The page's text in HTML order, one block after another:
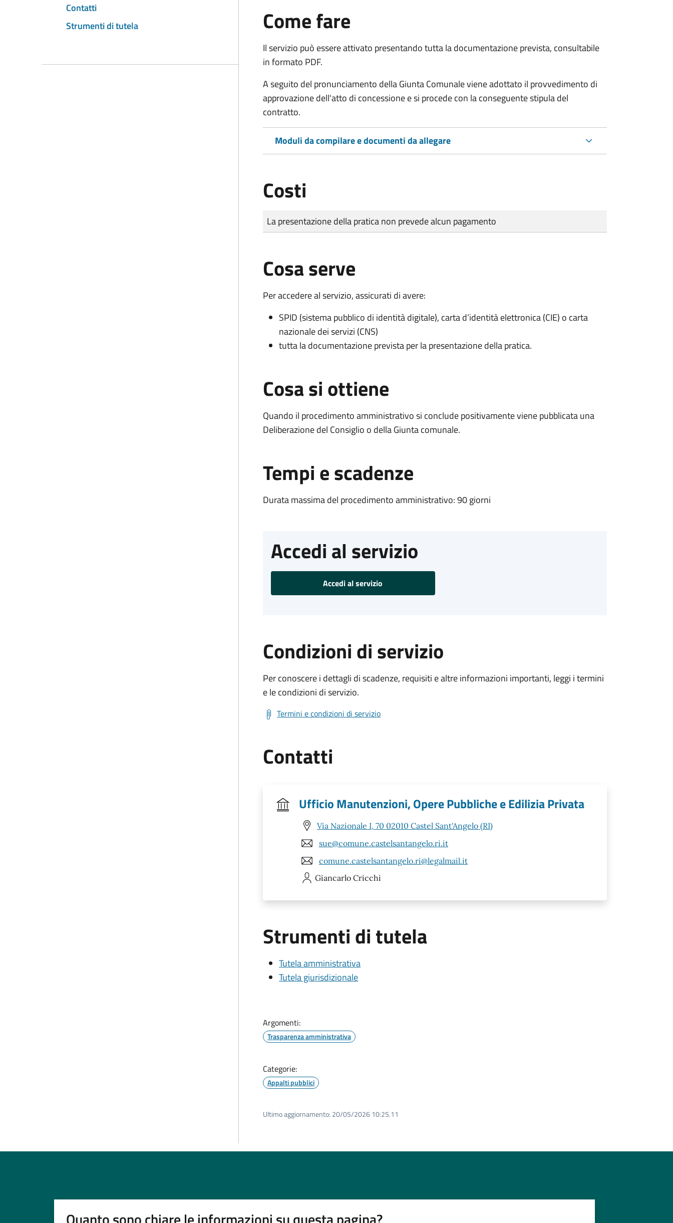
Contatti
Strumenti di tutela
Come fare
Il servizio può essere attivato presentando tutta la documentazione prevista, consultabile
in formato PDF.
A seguito del pronunciamento della Giunta Comunale viene adottato il provvedimento di
approvazione dell'atto di concessione e si procede con la conseguente stipula del
contratto.
Moduli da compilare e documenti da allegare
Costi
Tipo di pagamento
Importo
La presentazione della pratica non prevede alcun pagamento
Cosa serve
Per accedere al servizio, assicurati di avere:
SPID (sistema pubblico di identità digitale), carta d’identità elettronica (CIE) o carta
nazionale dei servizi (CNS)
tutta la documentazione prevista per la presentazione della pratica.
Cosa si ottiene
Quando il procedimento amministrativo si conclude positivamente viene pubblicata una
Deliberazione del Consiglio o della Giunta comunale.
Tempi e scadenze
Durata massima del procedimento amministrativo: 90 giorni
Accedi al servizio
Accedi al servizio
Condizioni di servizio
Per conoscere i dettagli di scadenze, requisiti e altre informazioni importanti, leggi i termini
e le condizioni di servizio.
Termini e condizioni di servizio
Contatti
Ufficio Manutenzioni, Opere Pubbliche e Edilizia Privata
Via Nazionale I, 70 02010 Castel Sant'Angelo (RI)
sue@comune.castelsantangelo.ri.it
comune.castelsantangelo.ri@legalmail.it
Giancarlo Cricchi
Strumenti di tutela
Tutela amministrativa
Tutela giurisdizionale
Argomenti:
Trasparenza amministrativa
Categorie:
Appalti pubblici
Ultimo aggiornamento: 20/05/2026 10:25.11